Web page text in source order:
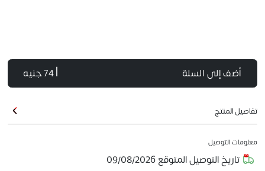
أضف إلى السلة | 74 جنيه
تفاصيل المنتج
معلومات التوصيل
تاريخ التوصيل المتوقع09/08/2026